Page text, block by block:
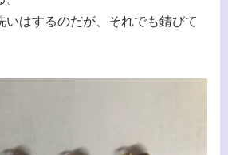
いはするのだが、それでも錆びて